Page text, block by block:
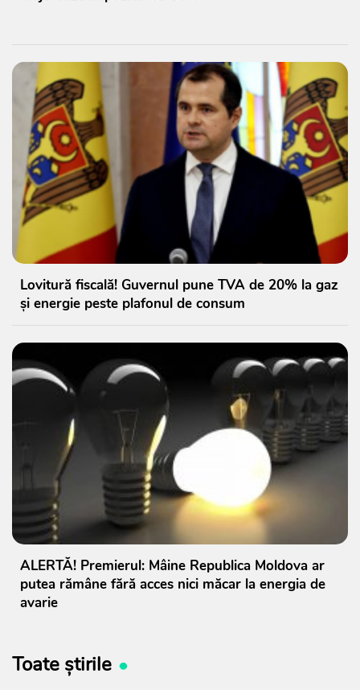
Lovitură fiscală! Guvernul pune TVA de 20% la gaz
și energie peste plafonul de consum
ALERTĂ! Premierul: Mâine Republica Moldova ar
putea rămâne fără acces nici măcar la energia de
avarie
Toate știrile